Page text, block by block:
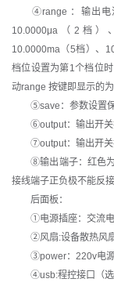
④range ：输出电流
10.0000μa（2档）
10.0000ma（5档）、
档位设置为第1个档位
动range 按键即显示的
⑤save：参数设置保
⑥output：输出开关
⑦output：输出开关
⑧输出端子：红色为
接线端子正负极不能反
后面板：
①电源插座：交流电
②风扇:设备散热风扇
③power：220v电源
④usb:程控接口（选